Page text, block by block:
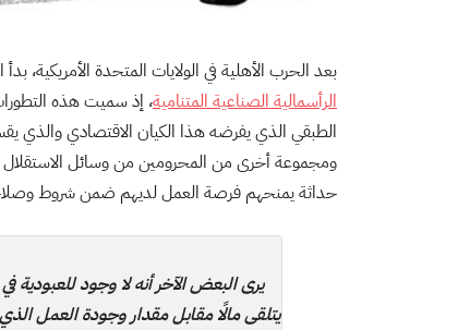
بعد الحرب الأهلية في الولايات المتحدة الأمريكية،
الرأسمالية الصناعية المتنامية، إذ سميت هذه التطورات
الطبقي الذي يفرضه هذا الكيان الاقتصادي والذي
ومجموعة أخرى من المحرومين من وسائل الاستقلال
حداثة يمنحهم فرصة العمل لديهم ضمن شروط
يرى البعض الآخر أنه لا وجود
يتلقى مالًا مقابل مقدار وجودة العمل